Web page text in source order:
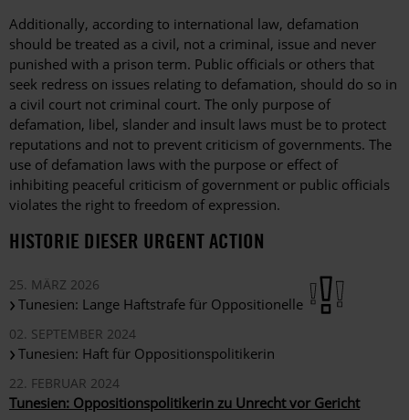
Additionally, according to international law, defamation
should be treated as a civil, not a criminal, issue and never
punished with a prison term. Public officials or others that
seek redress on issues relating to defamation, should do so in
a civil court not criminal court. The only purpose of
defamation, libel, slander and insult laws must be to protect
reputations and not to prevent criticism of governments. The
use of defamation laws with the purpose or effect of
inhibiting peaceful criticism of government or public officials
violates the right to freedom of expression.
HISTORIE DIESER URGENT ACTION
25. MÄRZ 2026
Tunesien: Lange Haftstrafe für Oppositionelle
02. SEPTEMBER 2024
Tunesien: Haft für Oppositionspolitikerin
22. FEBRUAR 2024
Tunesien: Oppositionspolitikerin zu Unrecht vor Gericht